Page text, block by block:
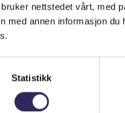
nettstedet vårt, med
med annen informasjon du
Statistikk